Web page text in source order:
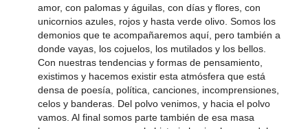
amor, con palomas y águilas, con días y flores, con
unicornios azules, rojos y hasta verde olivo. Somos los
demonios que te acompañaremos aquí, pero también a
donde vayas, los cojuelos, los mutilados y los bellos.
Con nuestras tendencias y formas de pensamiento,
existimos y hacemos existir esta atmósfera que está
densa de poesía, política, canciones, incomprensiones,
celos y banderas. Del polvo venimos, y hacia el polvo
vamos. Al final somos parte también de esa masa